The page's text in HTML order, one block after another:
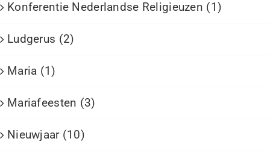
Konferentie Nederlandse Religieuzen (1)
Ludgerus (2)
Maria (1)
Mariafeesten (3)
Nieuwjaar (10)